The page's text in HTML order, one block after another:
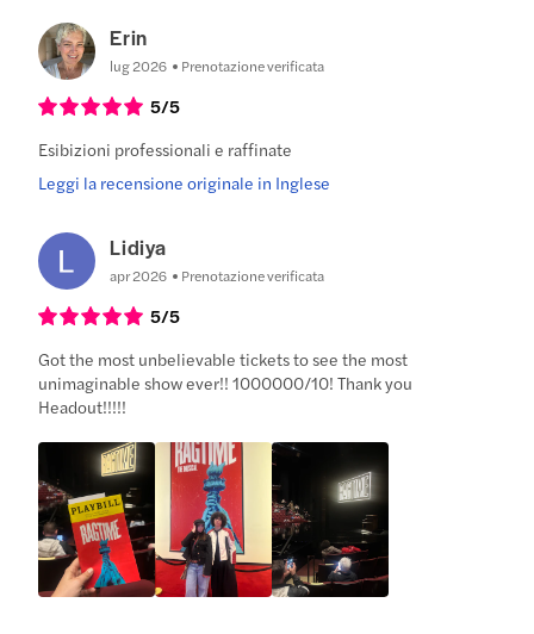
Erin
lug 2026 Prenotazione verificata
5/5
Esibizioni professionali e raffinate
Leggi la recensione originale in Inglese
Lidiya
apr 2026 Prenotazione verificata
5/5
Got the most unbelievable tickets to see the most
unimaginable show ever!! 1000000/10! Thank you
Headout!!!!!